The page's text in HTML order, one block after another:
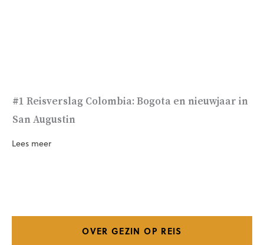
#1 Reisverslag Colombia: Bogota en nieuwjaar in
San Augustin
Lees meer
OVER GEZIN OP REIS